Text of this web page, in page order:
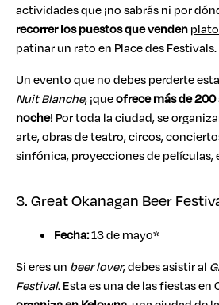
actividades que ¡no sabrás ni por
recorrer los puestos que venden
patinar un rato en Place des Festivals.
Un evento que no debes perderte
Nuit Blanche, ¡queofrece más de
noche! Por toda la ciudad, se
arte, obras de teatro, circos,
sinfónica, proyecciones de películas,
3. Great Okanagan Beer
Fecha:13 de mayo*
Si eres un beer lover, debes asistir al
Festival. Esta es una de las fiestas en